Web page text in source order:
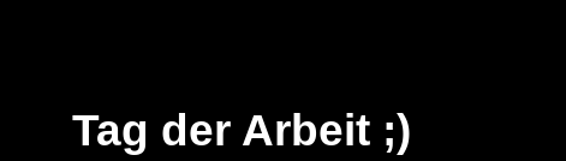
Tag der Arbeit ;)